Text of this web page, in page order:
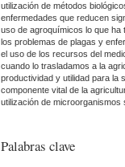
utilización de métodos
enfermedades que reducen
uso de agroquímicos lo que ha
los problemas de plagas y
el uso de los recursos del
cuando lo trasladamos a la
productividad y utilidad para la
componente vital de la
utilización de
Palabras clave